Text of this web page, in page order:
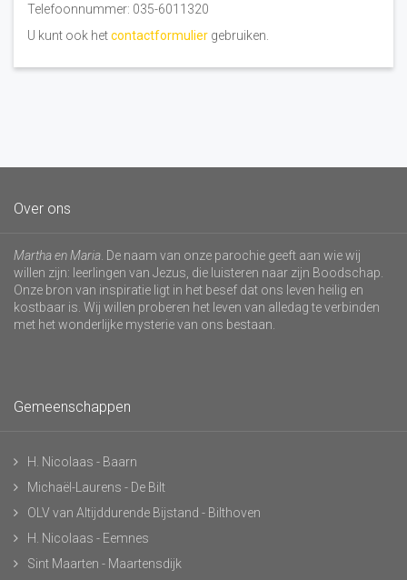
Telefoonnummer: 035-6011320
U kunt ook hetcontactformulier gebruiken.
Over ons
Martha en Maria . De naam van onze parochie geeft aan wie wij
willen zijn: leerlingen van Jezus, die luisteren naar zijn Boodschap.
Onze bron van inspiratie ligt in het besef dat ons leven heilig en
kostbaar is. Wij willen proberen het leven van alledag te verbinden
met het wonderlijke mysterie van ons bestaan.
Gemeenschappen
H. Nicolaas - Baarn
Michaël-Laurens - De Bilt
OLV van Altijddurende Bijstand - Bilthoven
H. Nicolaas - Eemnes
Sint Maarten - Maartensdijk